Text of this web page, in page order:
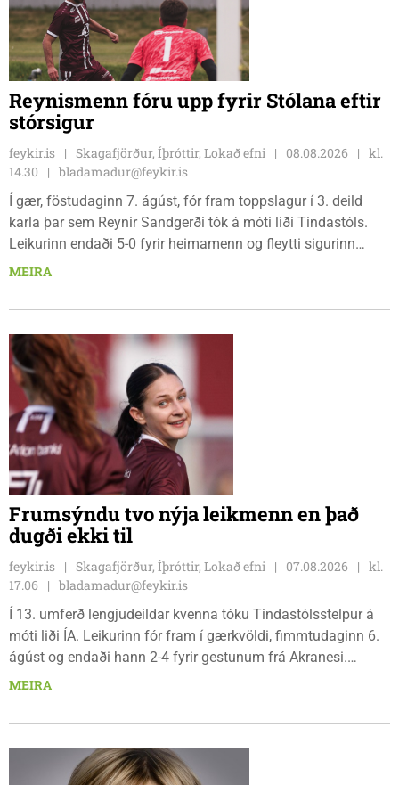
Reynismenn fóru upp fyrir Stólana eftir
stórsigur
feykir.is Skagafjörður, Íþróttir, Lokað efni 08.08.2026
kl.
14.30
bladamadur@feykir.is
Í gær, föstudaginn 7. ágúst, fór fram toppslagur í 3. deild
karla þar sem Reynir Sandgerði tók á móti liði Tindastóls.
Leikurinn endaði 5-0 fyrir heimamenn og fleytti sigurinn
Reynismönnum á topp deildarinnar en Stólunum í annað
leiknum.
MEIRA
Frumsýndu tvo nýja leikmenn en það
dugði ekki til
feykir.is Skagafjörður, Íþróttir, Lokað efni 07.08.2026
kl.
17.06
bladamadur@feykir.is
Í 13. umferð lengjudeildar kvenna tóku Tindastólsstelpur á
móti liði ÍA. Leikurinn fór fram í gærkvöldi, fimmtudaginn 6.
ágúst og endaði hann 2-4 fyrir gestunum frá Akranesi.
Tindastólsliðið frumsýndi tvo nýja leikmenn en þær dönsku
tvíburar.
MEIRA